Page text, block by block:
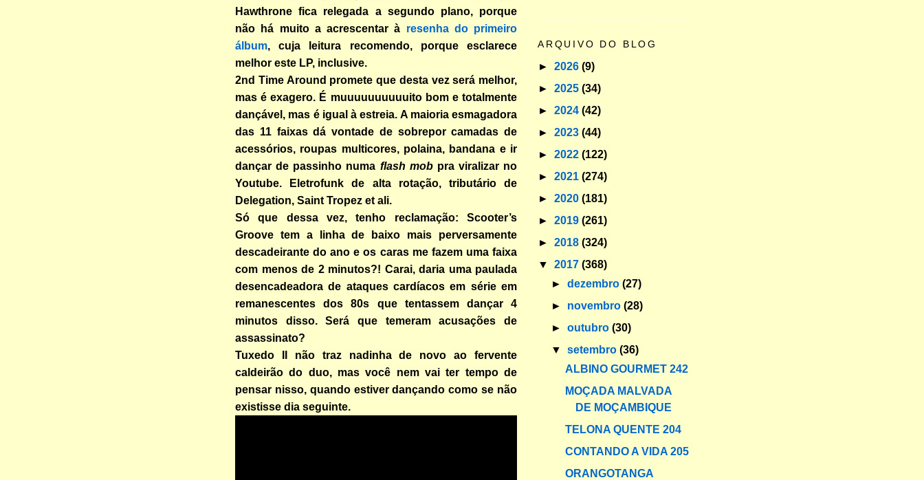
Hawthrone fica relegada a segundo plano, porque
não há muito a acrescentar à resenha do primeiro
álbum, cuja leitura recomendo, porque esclarece
melhor este LP, inclusive.
2nd Time Around promete que desta vez será melhor,
mas é exagero. É muuuuuuuuuuito bom e totalmente
dançável, mas é igual à estreia. A maioria esmagadora
das 11 faixas dá vontade de sobrepor camadas de
acessórios, roupas multicores, polaina, bandana e ir
dançar de passinho numa flash mobpra viralizar no
Youtube. Eletrofunk de alta rotação, tributário de
Delegation, Saint Tropez et ali.
Só que dessa vez, tenho reclamação: Scooter’s
Groove tem a linha de baixo mais perversamente
descadeirante do ano e os caras me fazem uma faixa
com menos de 2 minutos?! Carai, daria uma paulada
desencadeadora de ataques cardíacos em série em
remanescentes dos 80s que tentassem dançar 4
minutos disso. Será que temeram acusações de
assassinato?
Tuxedo II não traz nadinha de novo ao fervente
caldeirão do duo, mas você nem vai ter tempo de
pensar nisso, quando estiver dançando como se não
existisse dia seguinte.
ARQUIVO DO BLOG
► 2026 (9)
► 2025 (34)
► 2024 (42)
► 2023 (44)
► 2022 (122)
► 2021 (274)
► 2020 (181)
► 2019 (261)
► 2018 (324)
▼ 2017 (368)
►dezembro(27)
► novembro(28)
►outubro(30)
▼setembro(36)
ALBINO GOURMET 242
MOÇADA MALVADA
DE MOÇAMBIQUE
TELONA QUENTE 204
CONTANDO A VIDA 205
ORANGOTANGA